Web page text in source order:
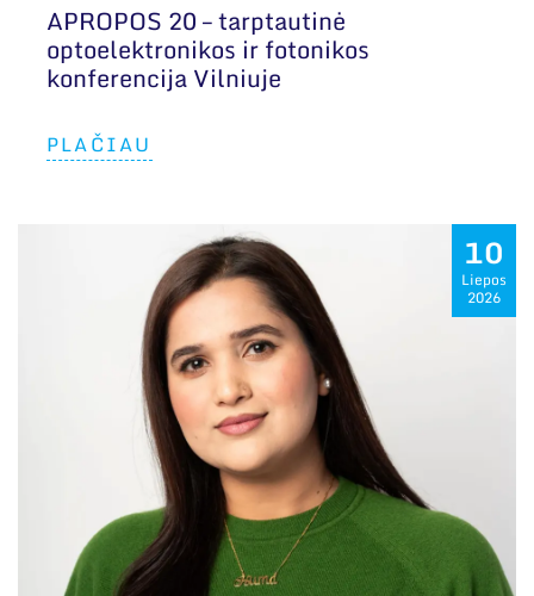
APROPOS 20 – tarptautinė
optoelektronikos ir fotonikos
konferencija Vilniuje
PLAČIAU
10
Liepos
2026